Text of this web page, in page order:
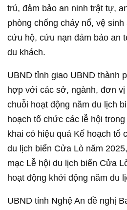
trú, đảm bảo an ninh trật tự,
phòng chống cháy nổ, vệ
cứu hộ, cứu nạn đảm bảo an
du khách.
UBND tỉnh giao UBND thành
hợp với các sở, ngành, đơn
chuỗi hoạt động năm du lịch
hoạch tổ chức các lễ hội
khai có hiệu quả Kế hoạch tổ
du lịch biển Cửa Lò năm
mạc Lễ hội du lịch biển Cửa
hoạt động khởi động năm du
UBND tỉnh Nghệ An đề nghị